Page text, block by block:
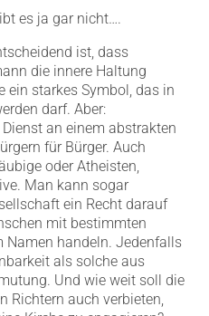
es ja gar nicht….
ist, dass
die innere Haltung
ein starkes Symbol, das in
darf. Aber:
an einem abstrakten
für Bürger. Auch
oder Atheisten,
Man kann sogar
ein Recht darauf
mit bestimmten
Namen handeln. Jedenfalls
als solche aus
Und wie weit soll die
Richtern auch verbieten,